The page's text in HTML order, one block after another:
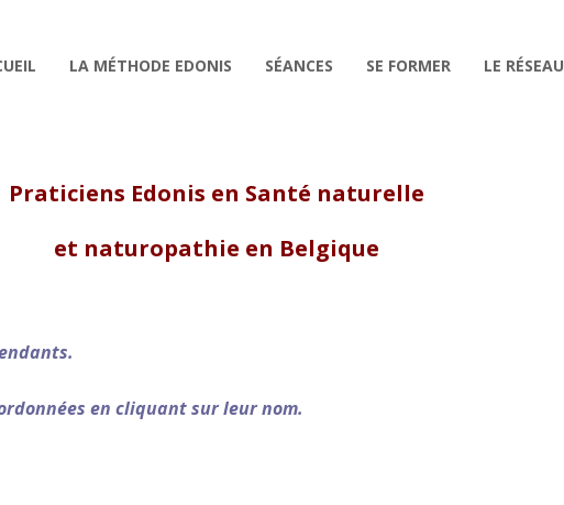
LA MÉTHODE EDONIS SÉANCES SE FORMER LE RÉSEAU
Praticiens Edonis en Santé naturelle
et naturopathie en Belgique
en cliquant sur leur nom.